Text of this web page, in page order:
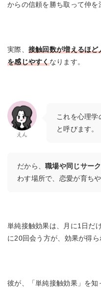
からの信頼を勝ち取って仲を
実際、 接触回数が増えるほ
を感じやすくなります。
えん
これを心理学
と呼びます。
だから、職場や同じサー
わす場所で、恋愛が育ち
単純接触効果は、月に1日だ
に20回会う方が、効果が得ら
彼が、「単純接触効果」を